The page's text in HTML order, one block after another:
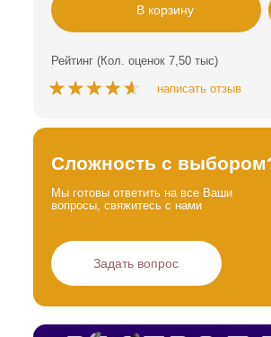
Мы готовы ответить на все Ваши
вопросы, свяжитесь с нами
Сложность с
Задать вопрос
написать отзыв
Рейтинг (Кол. оценок 7,50 тыс)
В корзину